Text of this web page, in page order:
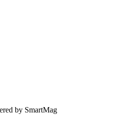
by SmartMag